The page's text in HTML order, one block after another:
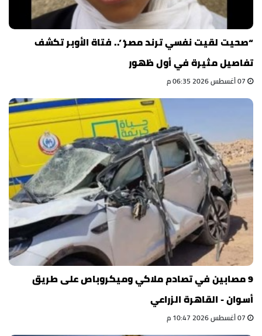
“صحيت لقيت نفسي ترند مصر”.. فتاة الأوبر تكشف
تفاصيل مثيرة في أول ظهور
9 مصابين في تصادم ملاكي وميكروباص على طريق
أسوان - القاهرة الزراعي